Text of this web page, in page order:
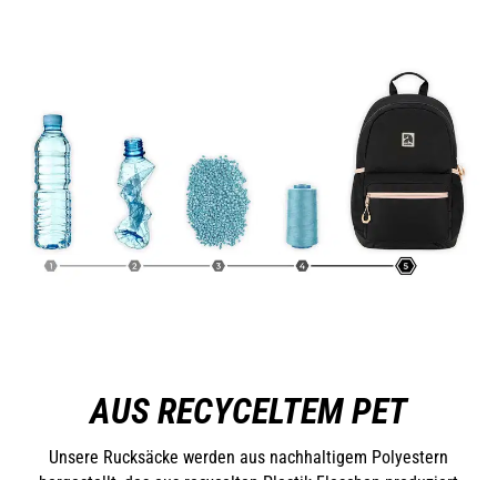
AUS RECYCELTEM PET
Unsere Rucksäcke werden aus nachhaltigem Polyestern